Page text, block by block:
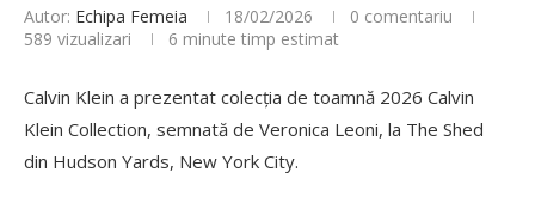
Autor: Echipa Femeia 18/02/2026
0 comentariu
589 vizualizari 6 minute timp estimat
Calvin Klein a prezentat colecția de toamnă 2026 Calvin
Klein Collection, semnată de Veronica Leoni, la The Shed
din Hudson Yards, New York City.